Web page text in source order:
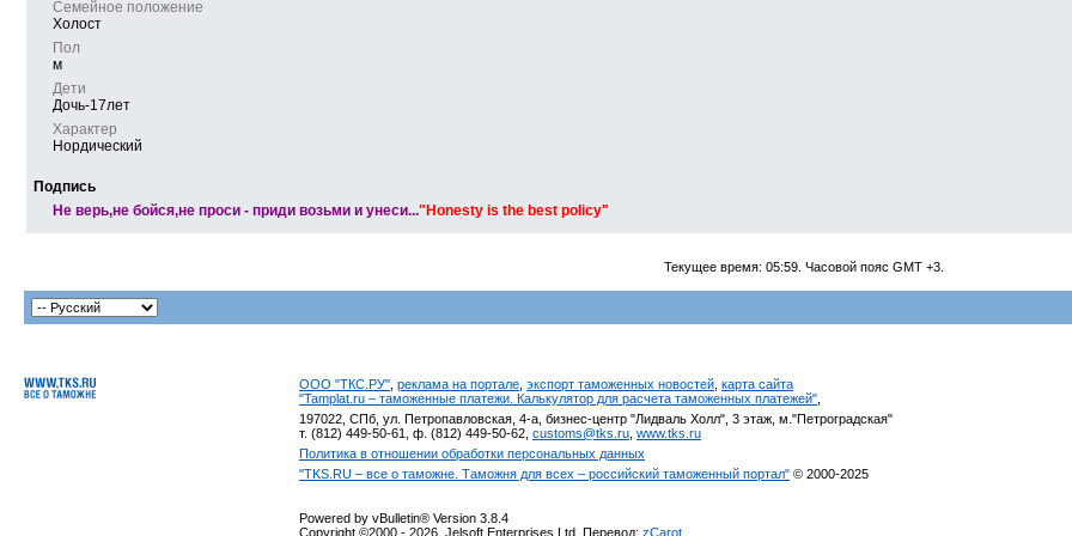
Семейное положение
Холост
Пол
м
Дети
Дочь-17лет
Характер
Нордический
Подпись
Не верь,не бойся,не проси - приди возьми и унеси..."Honesty is the best policy"
Текущее время: 05:59 . Часовой пояс GMT +3.
ООО "ТКС.РУ" реклама на портале экспорт таможенных новостей карта сайта
"Tamplat.ru – таможенные платежи. Калькулятор для расчета таможенных платежей"
197022, СПб, ул. Петропавловская, 4-а, бизнес-центр "Лидваль Холл", 3 этаж, м."Петроградская"
т. (812) 449-50-61, ф. (812) 449-50-62, customs@tks.ru www.tks.ru
Политика в отношении обработки персональных данных
"TKS.RU – все о таможне. Таможня для всех – российский таможенный портал" © 2000-2025
Powered by vBulletin® Version 3.8.4
Copyright ©2000 - 2026, Jelsoft Enterprises Ltd. Перевод: zCarot